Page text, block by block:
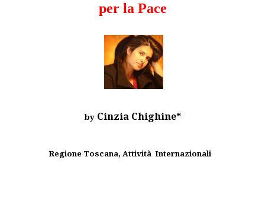
per la Pace
byCinzia Chighine*
Regione Toscana, Attività Internazionali